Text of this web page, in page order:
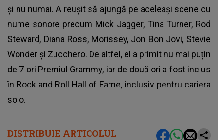
DISTRIBUIE ARTICOLUL
și nu numai. A reușit să ajungă pe aceleași scene cu
nume sonore precum Mick Jagger, Tina Turner, Rod
Steward, Diana Ross, Morissey, Jon Bon Jovi, Stevie
Wonder și Zucchero. De altfel, el a primit nu mai puțin
de 7 ori Premiul Grammy, iar de două ori a fost inclus
în Rock and Roll Hall of Fame, inclusiv pentru cariera
solo.